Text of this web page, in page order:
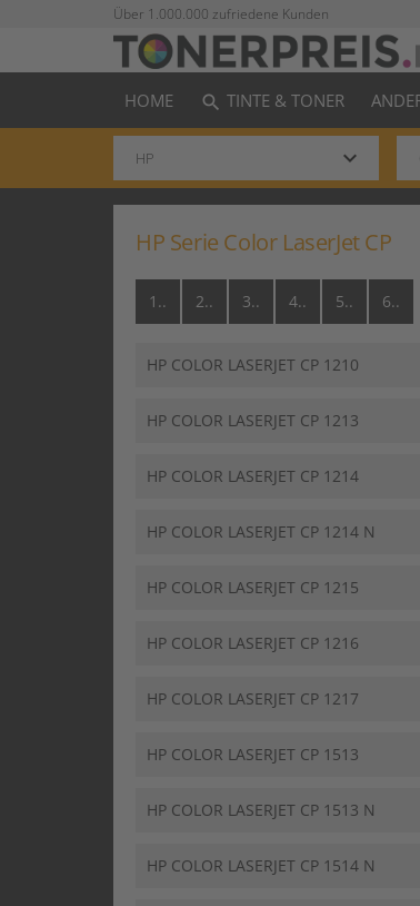
Über 1.000.000 zufriedene Kunden
HOME search TINTE & TONER
keyboard_arrow_down
HP Serie Color LaserJet CP
1.. 2.. 3.. 4.. 5.. 6..
HP COLOR LASERJET CP 1210
HP COLOR LASERJET CP 1213
HP COLOR LASERJET CP 1214
HP COLOR LASERJET CP 1214 N
HP COLOR LASERJET CP 1215
HP COLOR LASERJET CP 1216
HP COLOR LASERJET CP 1217
HP COLOR LASERJET CP 1513
HP COLOR LASERJET CP 1513 N
HP COLOR LASERJET CP 1514 N